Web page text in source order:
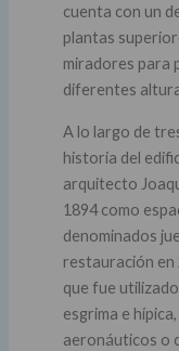
cuenta con un
plantas
miradores para
diferentes
A lo largo de
historia del
arquitecto
1894 como
denominados
restauración en
que fue
esgrima e
aeronáuticos o